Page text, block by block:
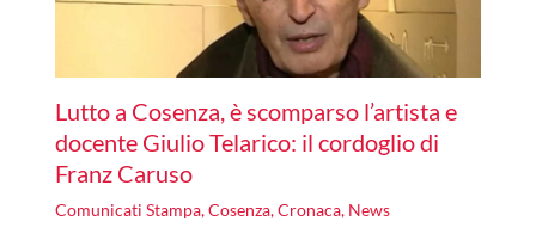
Lutto a Cosenza, è scomparso l’artista e
docente Giulio Telarico: il cordoglio di
Franz Caruso
Comunicati Stampa,Cosenza,Cronaca, News